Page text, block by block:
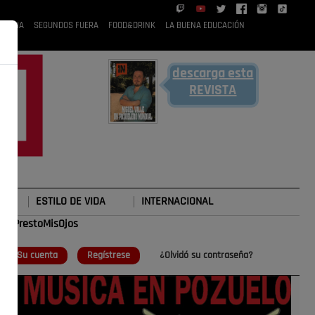
RUBIA SEGUNDOS FUERA FOOD&DRINK LA BUENA EDUCACIÓN
descarga esta
REVISTA
ESTILO DE VIDA INTERNACIONAL
Su cuenta Regístrese ¿Olvidó su contraseña?